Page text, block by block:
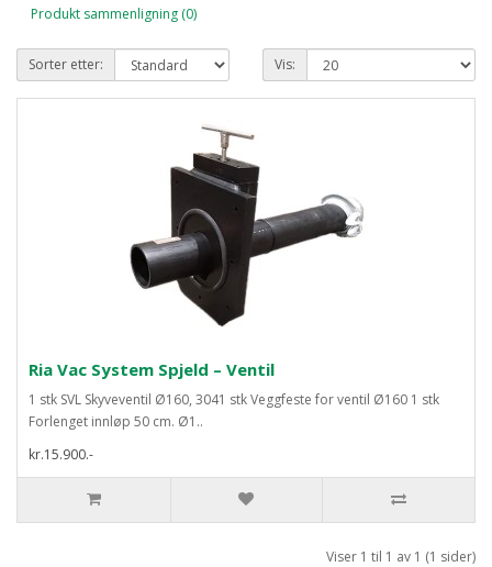
Produkt sammenligning (0)
Sorter etter: Vis:
Ria Vac System Spjeld – Ventil
1 stk SVL Skyveventil Ø160, 3041 stk Veggfeste for ventil Ø160 1 stk
Forlenget innløp 50 cm. Ø1..
kr.15.900.-
Viser 1 til 1 av 1 (1 sider)